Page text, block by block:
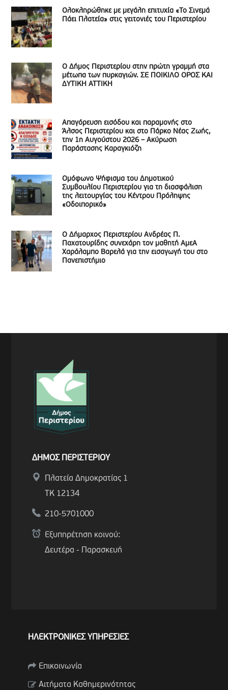
Ολοκληρώθηκε με μεγάλη επιτυχία «Το Σινεμά
Πάει Πλατεία» στις γειτονιές του Περιστερίου
Ο Δήμος Περιστερίου στην πρώτη γραμμή στα
μέτωπα των πυρκαγιών. ΣΕ ΠΟΙΚΙΛΟ ΟΡΟΣ ΚΑΙ
ΔΥΤΙΚΗ ΑΤΤΙΚΗ
Απαγόρευση εισόδου και παραμονής στο
Άλσος Περιστερίου και στο Πάρκο Νέας Ζωής,
την 1η Αυγούστου 2026 – Ακύρωση
Παράστασης Καραγκιόζη
Ομόφωνο Ψήφισμα του Δημοτικού
Συμβουλίου Περιστερίου για τη διασφάλιση
της λειτουργίας του Κέντρου Πρόληψης
«Οδοιπορικό»
Ο Δήμαρχος Περιστερίου Ανδρέας Π.
Παχατουρίδης συνεχάρη τον μαθητή ΑμεΑ
Χαράλαμπο Βαρελά για την εισαγωγή του στο
Πανεπιστήμιο
ΔΗΜΟΣ ΠΕΡΙΣΤΕΡΙΟΥ
Πλατεία Δημοκρατίας 1
ΤΚ 12134
210-5701000
Εξυπηρέτηση κοινού:
Δευτέρα - Παρασκευή
ΗΛΕΚΤΡΟΝΙΚΕΣ ΥΠΗΡΕΣΙΕΣ
Επικοινωνία
Αιτήματα Καθημερινότητας